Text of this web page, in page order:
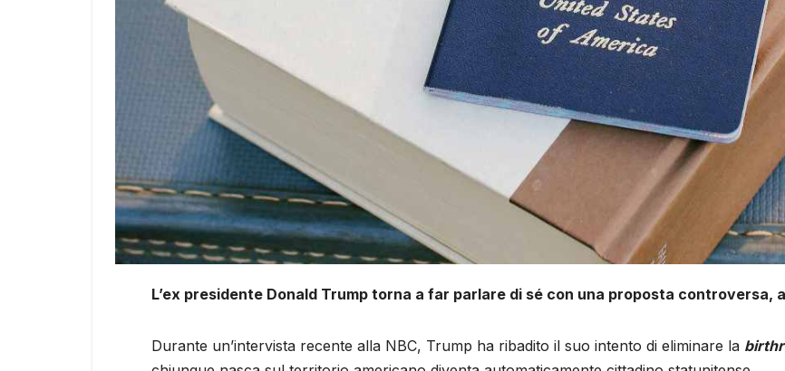
L’ex presidente Donald Trump torna a far parlare di sé con una proposta controversa,
Durante un’intervista recente alla NBC, Trump ha ribadito il suo intento di eliminare la